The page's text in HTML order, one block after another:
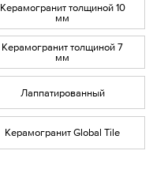
Керамогранит толщиной 10
мм
Керамогранит толщиной 7
мм
Лаппатированный
Керамогранит Global Tile